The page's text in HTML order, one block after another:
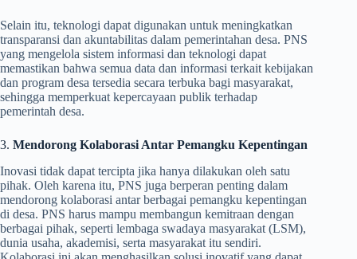
Selain itu, teknologi dapat digunakan untuk meningkatkan
transparansi dan akuntabilitas dalam pemerintahan desa. PNS
yang mengelola sistem informasi dan teknologi dapat
memastikan bahwa semua data dan informasi terkait kebijakan
dan program desa tersedia secara terbuka bagi masyarakat,
sehingga memperkuat kepercayaan publik terhadap
pemerintah desa.
3. Mendorong Kolaborasi Antar Pemangku Kepentingan
Inovasi tidak dapat tercipta jika hanya dilakukan oleh satu
pihak. Oleh karena itu, PNS juga berperan penting dalam
mendorong kolaborasi antar berbagai pemangku kepentingan
di desa. PNS harus mampu membangun kemitraan dengan
berbagai pihak, seperti lembaga swadaya masyarakat (LSM),
dunia usaha, akademisi, serta masyarakat itu sendiri.